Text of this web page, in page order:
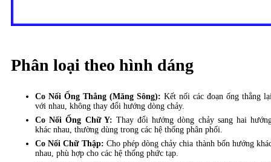
Phân loại theo hình dáng
Co Nối Ống Thẳng (Măng Sông): Kết nối các đoạn ống thẳng
với nhau, không thay đổi hướng dòng chảy.
Co Nối Ống Chữ Y: Thay đổi hướng dòng chảy sang hai
khác nhau, thường dùng trong các hệ thống phân phối.
Co Nối Chữ Thập: Cho phép dòng chảy chia thành bốn hướng
nhau, phù hợp cho các hệ thống phức tạp.